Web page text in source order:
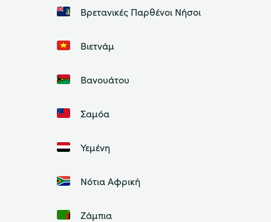
Βρετανικές Παρθένοι Νήσοι
Βιετνάμ
Βανουάτου
Σαμόα
Υεμένη
Νότια Αφρική
Ζάμπια